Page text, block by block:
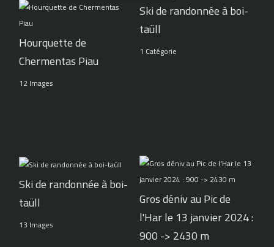
Hourquette de
Chermentas Piau
12 Images
Ski de randonnée à boi-
taüll
1 Catégorie
Ski de randonnée à boi-
taüll
13 Images
Gros déniv au Pic de
l'Har le 13 janvier 2024 :
900 -> 2430 m